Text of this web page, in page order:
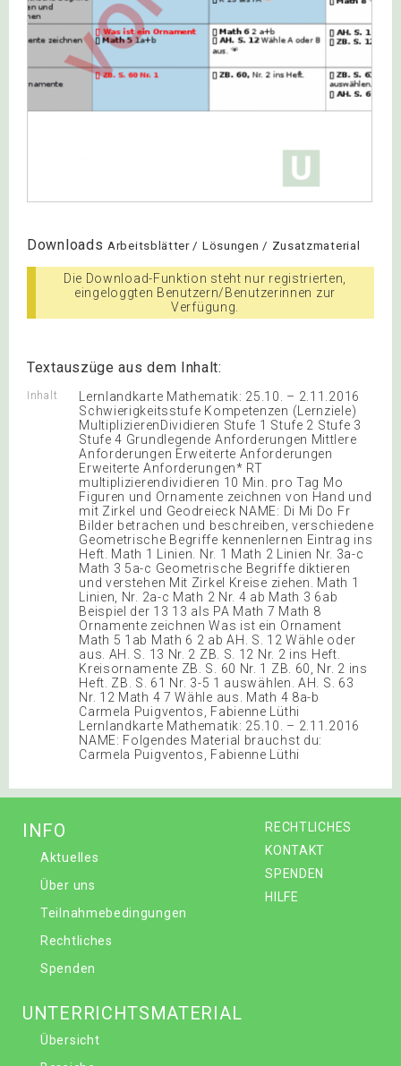
Downloads Arbeitsblätter / Lösungen / Zusatzmaterial
Die Download-Funktion steht nur registrierten,
eingeloggten Benutzern/Benutzerinnen zur
Verfügung.
Textauszüge aus dem Inhalt:
Inhalt
Lernlandkarte Mathematik: 25.10. – 2.11.2016
Schwierigkeitsstufe Kompetenzen (Lernziele)
MultiplizierenDividieren Stufe 1 Stufe 2 Stufe 3
Stufe 4 Grundlegende Anforderungen Mittlere
Anforderungen Erweiterte Anforderungen
Erweiterte Anforderungen* RT
multiplizierendividieren 10 Min. pro Tag Mo
Figuren und Ornamente zeichnen von Hand und
mit Zirkel und Geodreieck NAME: Di Mi Do Fr
Bilder betrachen und beschreiben, verschiedene
Geometrische Begriffe kennenlernen Eintrag ins
Heft. Math 1 Linien. Nr. 1 Math 2 Linien Nr. 3a-c
Math 3 5a-c Geometrische Begriffe diktieren
und verstehen Mit Zirkel Kreise ziehen. Math 1
Linien, Nr. 2a-c Math 2 Nr. 4 ab Math 3 6ab
Beispiel der 13 13 als PA Math 7 Math 8
Ornamente zeichnen Was ist ein Ornament
Math 5 1ab Math 6 2 ab AH. S. 12 Wähle oder
aus. AH. S. 13 Nr. 2 ZB. S. 12 Nr. 2 ins Heft.
Kreisornamente ZB. S. 60 Nr. 1 ZB. 60, Nr. 2 ins
Heft. ZB. S. 61 Nr. 3-5 1 auswählen. AH. S. 63
Nr. 12 Math 4 7 Wähle aus. Math 4 8a-b
Carmela Puigventos, Fabienne Lüthi
Lernlandkarte Mathematik: 25.10. – 2.11.2016
NAME: Folgendes Material brauchst du:
Carmela Puigventos, Fabienne Lüthi
RECHTLICHES
KONTAKT
SPENDEN
HILFE
INFO
Aktuelles
Über uns
Teilnahmebedingungen
Rechtliches
Spenden
UNTERRICHTSMATERIAL
Übersicht